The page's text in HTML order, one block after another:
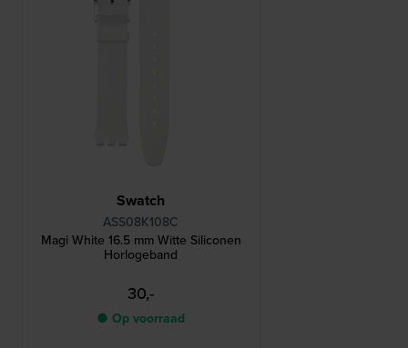
Swatch
ASS08K108C
Magi White 16.5 mm Witte Siliconen
Horlogeband
30,-
● Op voorraad